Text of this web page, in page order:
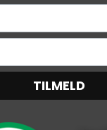
TILMELD